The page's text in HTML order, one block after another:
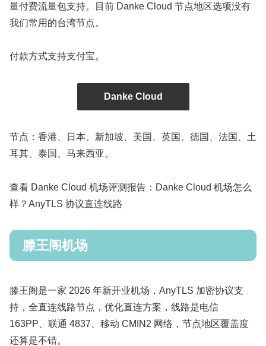
量付费流量包支持。目前 Danke Cloud 节点地区选项没有
我们常用的台湾节点。
付款方式支持支付宝。
Danke Cloud
节点：香港、日本、新加坡、美国、英国、德国、法国、土
耳其、泰国、马来西亚。
查看 Danke Cloud 机场评测报告：Danke Cloud 机场怎么
样？AnyTLS 协议直连线路
滕王阁机场
滕王阁是一家 2026 年新开业机场，AnyTLS 加密协议支
持，全直连线路节点，优化直连方案，线路是电信
163PP、联通 4837、移动 CMIN2 网络，节点地区覆盖度
还算是不错。